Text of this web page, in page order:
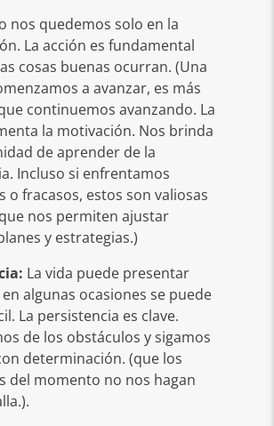
nos quedemos solo en la
La acción es fundamental
cosas buenas ocurran. (Una
a avanzar, es más
continuemos avanzando. La
la motivación. Nos brinda
de aprender de la
Incluso si enfrentamos
o fracasos, estos son valiosas
nos permiten ajustar
y estrategias.)
La vida puede presentar
algunas ocasiones se puede
La persistencia es clave.
de los obstáculos y sigamos
determinación. (que los
del momento no nos hagan